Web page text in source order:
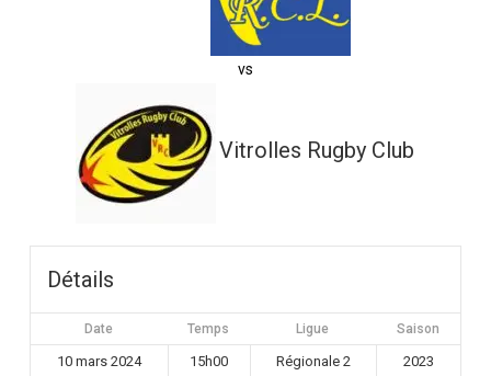
vs
Vitrolles Rugby Club
Détails
Date Temps Ligue Saison
10 mars 2024 15h00 Régionale 2 2023